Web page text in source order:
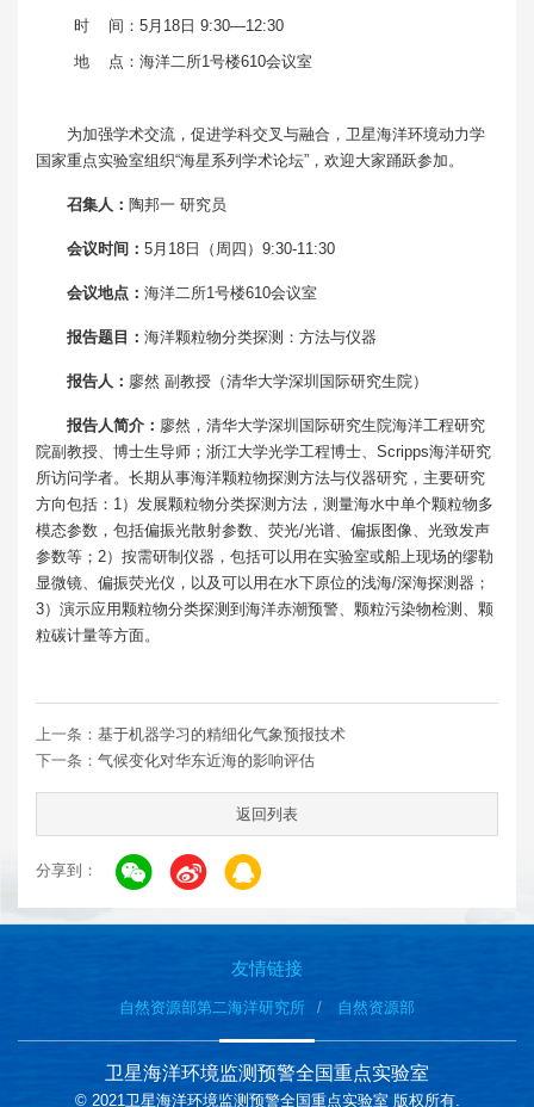
时 间：5月18日 9:30—12:30
地 点：海洋二所1号楼610会议室
为加强学术交流，促进学科交叉与融合，卫星海洋环境动力学
国家重点实验室组织“海星系列学术论坛”，欢迎大家踊跃参加。
召集人： 陶邦一 研究员
会议时间： 5月18日（周四）9:30-11:30
会议地点： 海洋二所1号楼610会议室
报告题目： 海洋颗粒物分类探测：方法与仪器
报告人： 廖然 副教授（清华大学深圳国际研究生院）
报告人简介： 廖然，清华大学深圳国际研究生院海洋工程研究
院副教授、博士生导师；浙江大学光学工程博士、Scripps海洋研究
所访问学者。长期从事海洋颗粒物探测方法与仪器研究，主要研究
方向包括：1）发展颗粒物分类探测方法，测量海水中单个颗粒物多
模态参数，包括偏振光散射参数、荧光/光谱、偏振图像、光致发声
参数等；2）按需研制仪器，包括可以用在实验室或船上现场的缪勒
显微镜、偏振荧光仪，以及可以用在水下原位的浅海/深海探测器；
3）演示应用颗粒物分类探测到海洋赤潮预警、颗粒污染物检测、颗
粒碳计量等方面。
上一条： 基于机器学习的精细化气象预报技术
下一条： 气候变化对华东近海的影响评估
返回列表
分享到：
友情链接
自然资源部第二海洋研究所 自然资源部
卫星海洋环境监测预警全国重点实验室
© 2021卫星海洋环境监测预警全国重点实验室 版权所有.